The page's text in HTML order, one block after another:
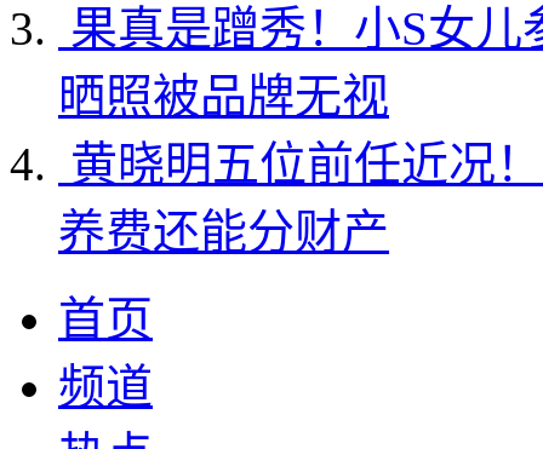
果真是蹭秀！小S女
晒照被品牌无视
黄晓明五位前任近况
养费还能分财产
首页
频道